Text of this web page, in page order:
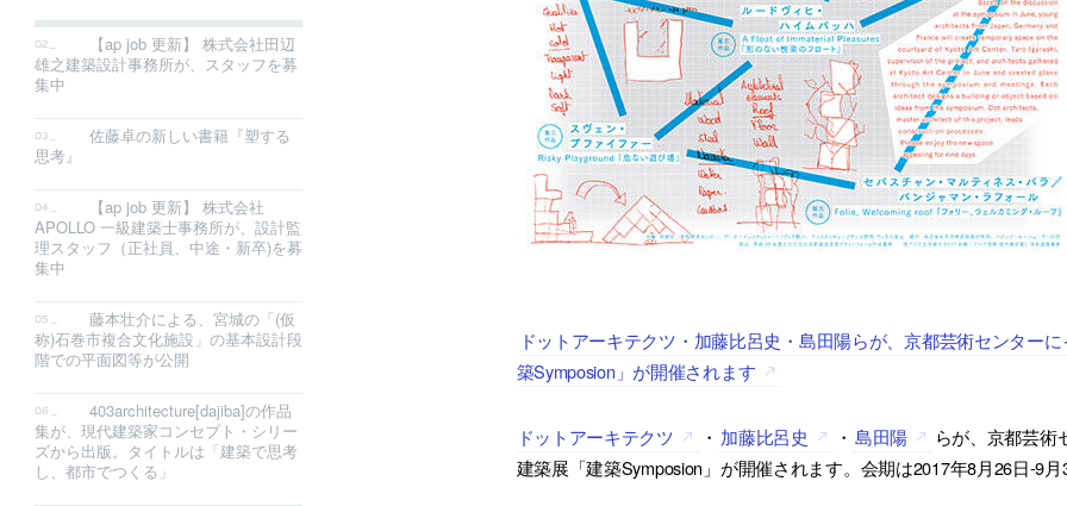
【ap job 更新】 株式会社田辺
雄之建築設計事務所が、スタッフを募
集中
佐藤卓の新しい書籍『塑する
思考』
【ap job 更新】 株式会社
APOLLO 一級建築士事務所が、設計監
理スタッフ（正社員、中途・新卒)を募
集中
藤本壮介による、宮城の「(仮
称)石巻市複合文化施設」の基本設計段
階での平面図等が公開
403architecture[dajiba]の作品
集が、現代建築家コンセプト・シリー
ズから出版。タイトルは「建築で思考
し、都市でつくる」
ドットアーキテクツ・加藤比呂史・島田陽らが、京都芸術センター
築Symposion」が開催されます
ドットアーキテクツ ・ 加藤比呂史 ・ 島田陽
らが、京都芸術
建築展「建築Symposion」が開催されます。会期は2017年8月26日-9月3